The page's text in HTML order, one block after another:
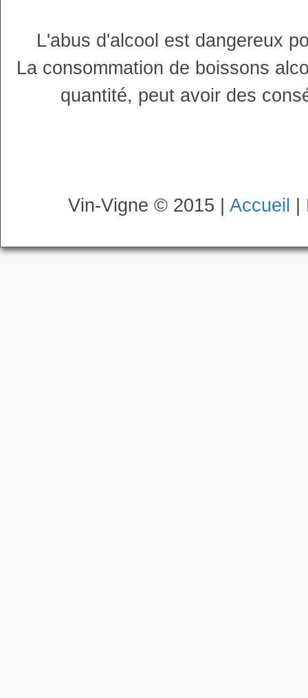
L'abus d'alcool est dangereux
La consommation de boissons
quantité, peut avoir des
Vin-Vigne © 2015 | Accueil